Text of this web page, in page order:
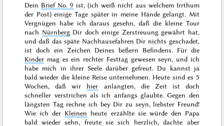
Dein Brief No. 9 ist, (ich weiß nicht aus welchem Irrthum
der Post) einige Tage später in meine Hände gelangt. Mit
Vergnügen habe ich daraus gesehn, daß die kleine Tour
nach NürnbergDir doch einige Zerstreuung gewährt hat,
und daß das späte Nachhausefahren Dir nichts geschadet,
ist doch ein Zeichen Deines beßern Befindens. Für die
Kinder mag es ein rechter Festtag gewesen seyn, und ich
habe mich in ihrer Seele darüber gefreut. Du kannst ja
bald wieder die kleine Reise unternehmen. Heute sind es 5
Wochen, daß wir hier anlangten, die Zeit ist doch
schneller verstrichen als ich anfangs glaubte. Gegen den
längsten Tagrechne ich bey Dir zu seyn, liebster Freund!
Wie ich der Kleinen heute erzählte sie würde den Papa
bald wieder sehn, freute sie sich herzlich, dachte aber